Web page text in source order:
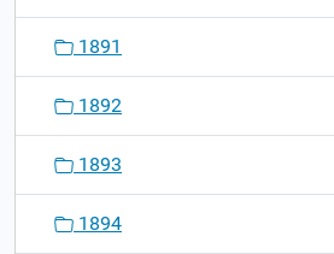
1891
1892
1893
1894